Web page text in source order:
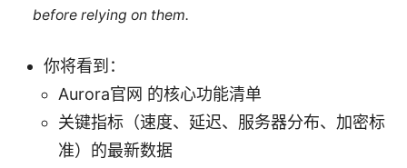
before relying on them.
你将看到：
Aurora官网 的核心功能清单
关键指标（速度、延迟、服务器分布、加密标
准）的最新数据